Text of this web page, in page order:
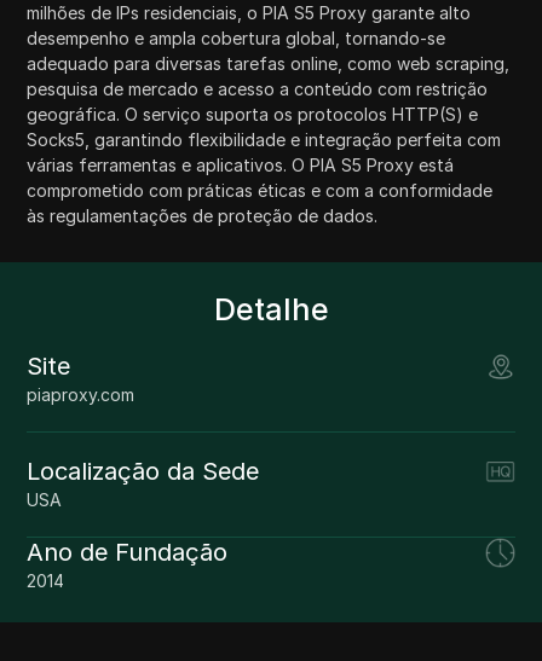
milhões de IPs residenciais, o PIA S5 Proxy garante alto
desempenho e ampla cobertura global, tornando-se
adequado para diversas tarefas online, como web scraping,
pesquisa de mercado e acesso a conteúdo com restrição
geográfica. O serviço suporta os protocolos HTTP(S) e
Socks5, garantindo flexibilidade e integração perfeita com
várias ferramentas e aplicativos. O PIA S5 Proxy está
comprometido com práticas éticas e com a conformidade
às regulamentações de proteção de dados.
Detalhe
Site
piaproxy.com
Localização da Sede
USA
Ano de Fundação
2014